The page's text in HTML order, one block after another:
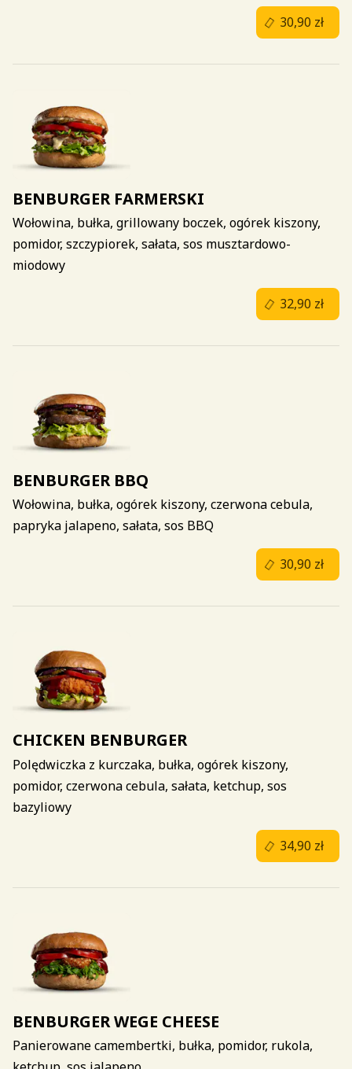
BENBURGER FARMERSKI
Wołowina, bułka, grillowany boczek, ogórek kiszony,
pomidor, szczypiorek, sałata, sos musztardowo-
miodowy
BENBURGER BBQ
Wołowina, bułka, ogórek kiszony, czerwona cebula,
papryka jalapeno, sałata, sos BBQ
CHICKEN BENBURGER
Polędwiczka z kurczaka, bułka, ogórek kiszony,
pomidor, czerwona cebula, sałata, ketchup, sos
bazyliowy
BENBURGER WEGE CHEESE
Panierowane camembertki, bułka, pomidor, rukola,